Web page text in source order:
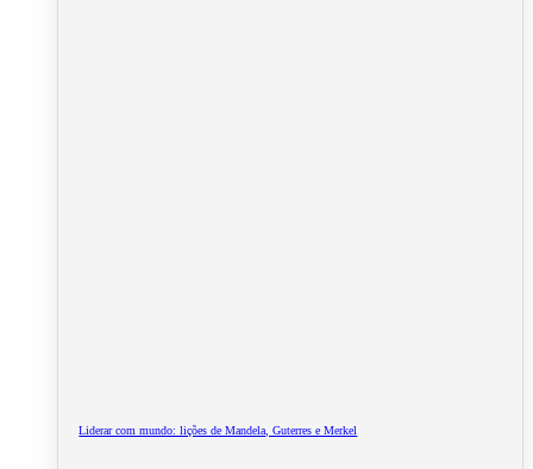
Liderar com mundo: lições de Mandela, Guterres e Merkel